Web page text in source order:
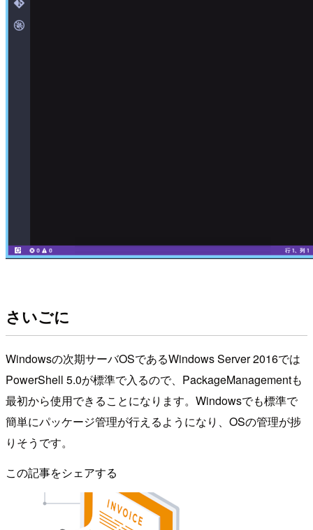
さいごに
Windowsの次期サーバOSであるWindows Server 2016では
PowerShell 5.0が標準で入るので、PackageManagementも
最初から使用できることになります。Windowsでも標準で
簡単にパッケージ管理が行えるようになり、OSの管理が捗
りそうです。
この記事をシェアする